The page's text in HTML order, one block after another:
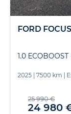
FORD FOCUS
1.0 ECOBOOST
2025 | 7500 km |
25 990 €
24 980